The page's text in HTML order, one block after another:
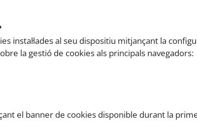
instal·lades al seu dispositiu mitjançant la
la gestió de cookies als principals navegadors:
el banner de cookies disponible durant la